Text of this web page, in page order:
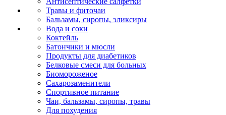
Травы и фиточаи
Бальзамы, сиропы, эликсиры
Вода и соки
Коктейль
Батончики и мюсли
Продукты для диабетиков
Белковые смеси для больных
Биомороженое
Сахарозаменители
Спортивное питание
Чаи, бальзамы, сиропы, травы
Для похудения